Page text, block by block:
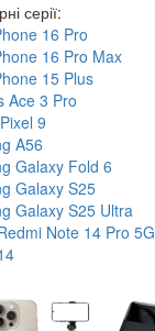
серії:
16 Pro
16 Pro Max
15 Plus
Ace 3 Pro
9
A56
Galaxy Fold 6
Galaxy S25
Galaxy S25 Ultra
Note 14 Pro 5G